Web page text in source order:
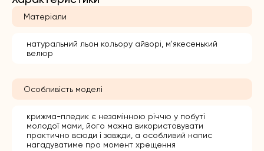
Матеріали
натуральний льон кольору айворі, м'якесенький
велюр
Особливість моделі
крижма-пледик є незамінною річчю у побуті
молодої мами, його можна використовувати
практично всюди і завжди, а особливий напис
нагадуватиме про момент хрещення